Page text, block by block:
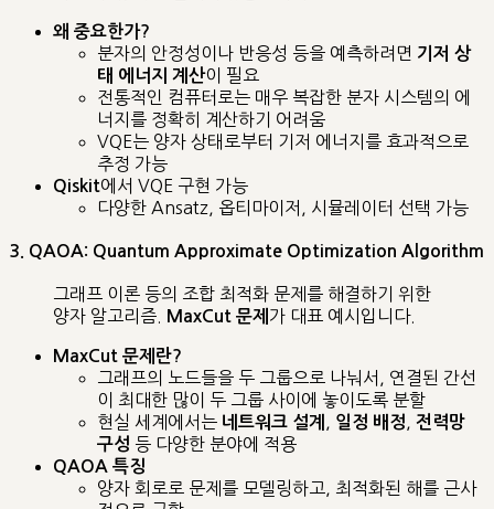
왜 중요한가?
분자의 안정성이나 반응성 등을 예측하려면 기저 상
태 에너지 계산이 필요
전통적인 컴퓨터로는 매우 복잡한 분자 시스템의 에
너지를 정확히 계산하기 어려움
VQE는 양자 상태로부터 기저 에너지를 효과적으로
추정 가능
Qiskit에서 VQE 구현 가능
다양한 Ansatz, 옵티마이저, 시뮬레이터 선택 가능
3. QAOA: Quantum Approximate Optimization Algorithm
그래프 이론 등의 조합 최적화 문제를 해결하기 위한
양자 알고리즘.
MaxCut 문제 가 대표 예시입니다.
MaxCut 문제란?
그래프의 노드들을 두 그룹으로 나눠서, 연결된 간선
이 최대한 많이 두 그룹 사이에 놓이도록 분할
현실 세계에서는 네트워크 설계 일정 배정
전력망
구성 등 다양한 분야에 적용
QAOA 특징
양자 회로로 문제를 모델링하고, 최적화된 해를 근사